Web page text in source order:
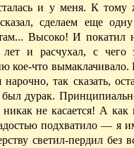
и у меня. К тому
сделаем еще
Высоко! И покатил
лет и расчухал, с
кое-что вымаклачивало.
так сказать,
дурак.
не касается!­ А как
подхватило — я
светил-пердил без